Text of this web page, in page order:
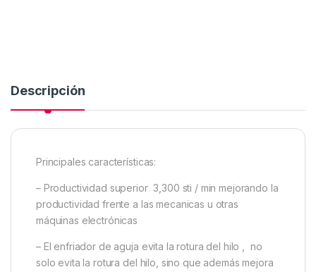
Descripción
Principales características:
– Productividad superior 3,300 sti / min mejorando la
productividad frente a las mecanicas u otras
máquinas electrónicas
– El enfriador de aguja evita la rotura del hilo , no
solo evita la rotura del hilo, sino que además mejora